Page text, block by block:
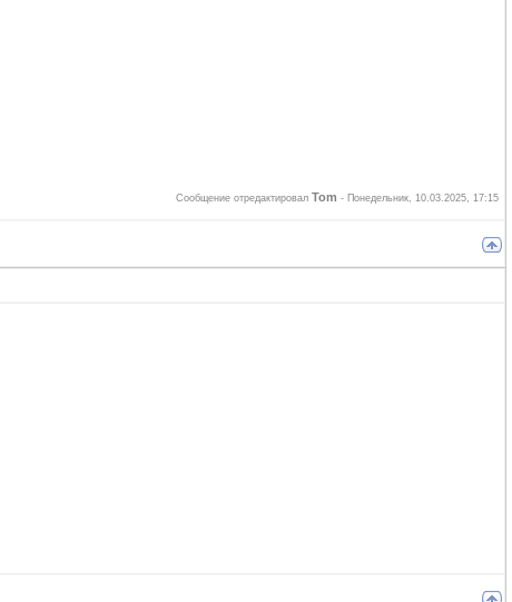
Сообщение отредактировал Tom - Понедельник, 10.03.2025, 17:15